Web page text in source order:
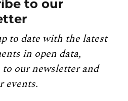
to our
to date with the latest
in open data,
to our newsletter and
events.